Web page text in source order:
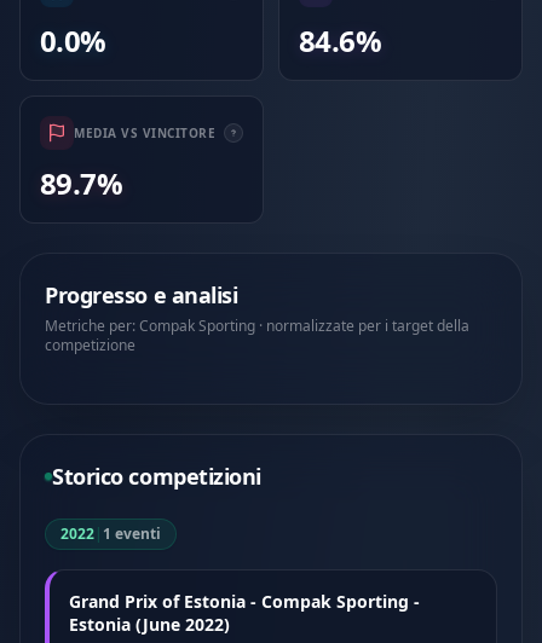
0.0% 84.6%
MEDIA VS VINCITORE
89.7%
Progresso e analisi
Metriche per: Compak Sporting · normalizzate per i target della
competizione
Storico competizioni
2022| 1 eventi
Grand Prix of Estonia - Compak Sporting -
Estonia (June 2022)